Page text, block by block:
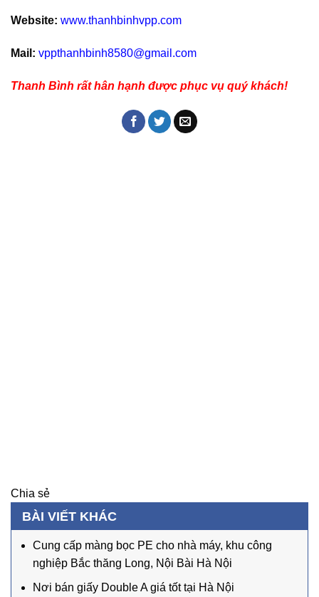
Website: www.thanhbinhvpp.com
Mail: vppthanhbinh8580@gmail.com
Thanh Bình rất hân hạnh được phục vụ quý khách!
Chia sẻ
BÀI VIẾT KHÁC
Cung cấp màng bọc PE cho nhà máy, khu công
nghiệp Bắc thăng Long, Nội Bài Hà Nội
Nơi bán giấy Double A giá tốt tại Hà Nội